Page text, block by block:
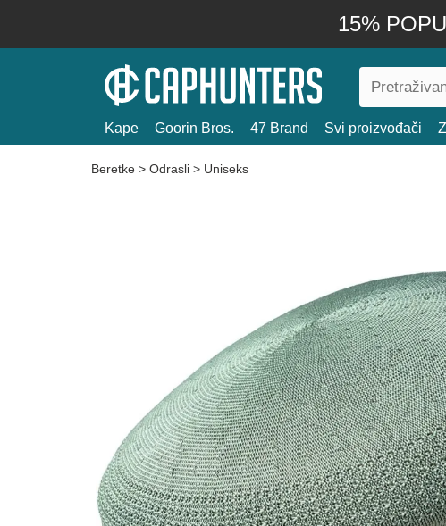
15%
Kape Goorin Bros. 47 Brand Svi proizvođači
Beretke > Odrasli > Uniseks